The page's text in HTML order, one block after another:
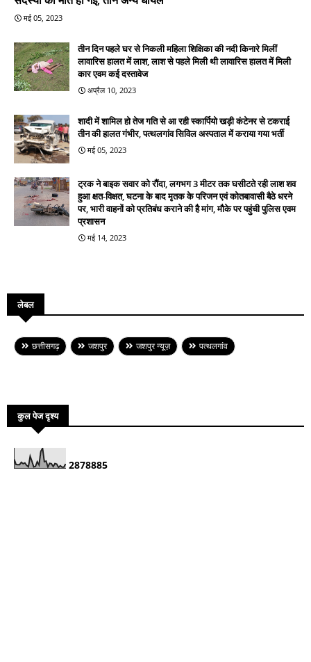
मई 05, 2023
तीन दिन पहले घर से निकली महिला शिक्षिका की नदी किनारे मिलीं
लावारिस हालत में लाश, लाश से पहले मिली थी लावारिस हालत में मिली
कार एवम कई दस्तावेज
अप्रैल 10, 2023
शादी में शामिल हो तेज गति से आ रही स्कार्पियो खड़ी कंटेनर से टकराई
तीन की हालत गंभीर, पत्थलगांव सिविल अस्पताल में कराया गया भर्ती
मई 05, 2023
ट्रक ने बाइक सवार को रौंदा, लगभग 3 मीटर तक घसीटते रही लाश शव
हुआ क्षत-विक्षत, घटना के बाद मृतक के परिजन एवं कोतबावासी बैठे धरने
पर, भारी वाहनों को प्रतिबंध कराने की है मांग, मौके पर पहुंची पुलिस एवम
प्रशासन
मई 14, 2023
लेबल
छत्तीसगढ़ जशपुर जशपुर न्यूज़ पत्थलगांव
कुल पेज दृश्य
2878885